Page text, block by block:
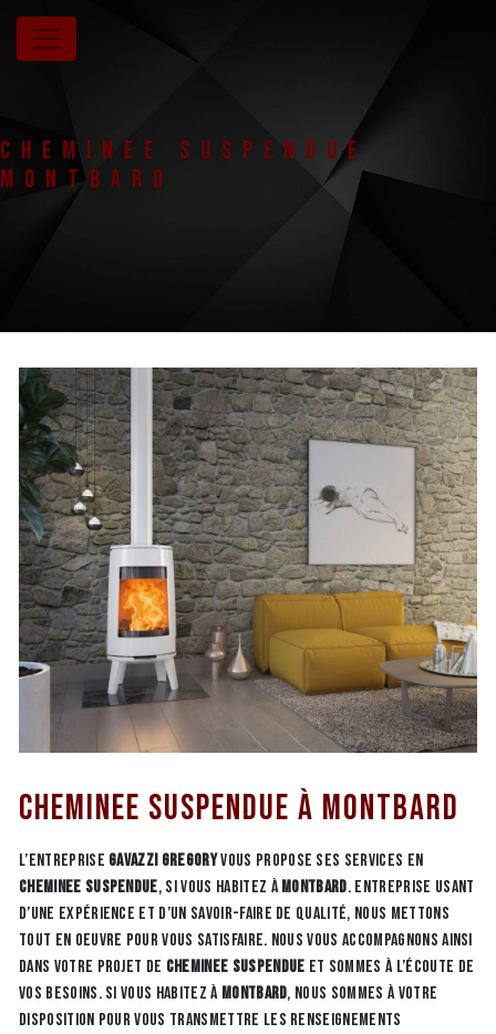
Panneau de gestion des cookies
Cheminee suspendue
Montbard
Cheminee suspendue à Montbard
L’entreprise GAVAZZI GREGORYvous propose ses services en
Cheminee suspendue, si vous habitez àMontbard. Entreprise usant
d’une expérience et d’un savoir-faire de qualité, nous mettons
tout en oeuvre pour vous satisfaire. Nous vous accompagnons ainsi
dans votre projet de Cheminee suspendue et sommes à l’écoute de
vos besoins. Si vous habitez à Montbard, nous sommes à votre
disposition pour vous transmettre les renseignements